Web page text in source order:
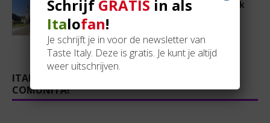
Legendes uit het Valtellina (59): De kerk
van San Gallo
18 augustus 2025
ITALOFAN? SLUIT GRATIS AAN BIJ ONZE
COMUNITÀ!
Schrijf GRATIS in als
Italofan!
Je schrijft je in voor de newsletter van
Taste Italy. Deze is gratis. Je kunt je altijd
weer uitschrijven.